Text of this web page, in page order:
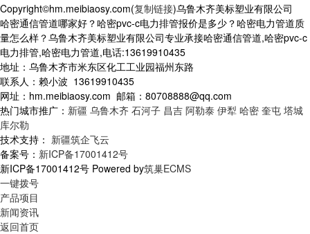
Copyright©hm.meibiaosy.com(复制链接)乌鲁木齐美标塑业有限公司
哈密通信管道哪家好？哈密pvc-c电力排管报价是多少？哈密电力管道质
量怎么样？乌鲁木齐美标塑业有限公司专业承接哈密通信管道,哈密pvc-c
电力排管,哈密电力管道,电话:13619910435
地址：乌鲁木齐市米东区化工工业园福州东路
联系人：赖小波 13619910435
网址：hm.meibiaosy.com 邮箱：80708888@qq.com
热门城市推广： 新疆 乌鲁木齐 石河子 昌吉 阿勒泰 伊犁 哈密 奎屯 塔城
库尔勒
技术支持： 新疆筑企飞云
备案号： 新ICP备17001412号
新ICP备17001412号 Powered by筑巢ECMS
一键拨号
产品项目
新闻资讯
返回首页